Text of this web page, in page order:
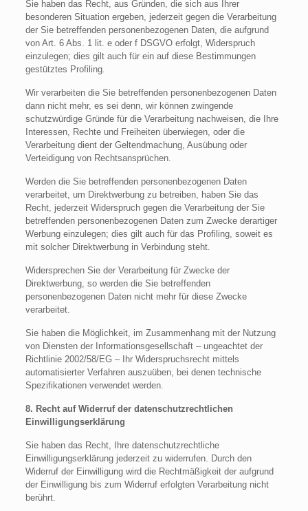
Sie haben das Recht, aus Gründen, die sich aus Ihrer
besonderen Situation ergeben, jederzeit gegen die Verarbeitung
der Sie betreffenden personenbezogenen Daten, die aufgrund
von Art. 6 Abs. 1 lit. e oder f DSGVO erfolgt, Widerspruch
einzulegen; dies gilt auch für ein auf diese Bestimmungen
gestütztes Profiling.
Wir verarbeiten die Sie betreffenden personenbezogenen Daten
dann nicht mehr, es sei denn, wir können zwingende
schutzwürdige Gründe für die Verarbeitung nachweisen, die Ihre
Interessen, Rechte und Freiheiten überwiegen, oder die
Verarbeitung dient der Geltendmachung, Ausübung oder
Verteidigung von Rechtsansprüchen.
Werden die Sie betreffenden personenbezogenen Daten
verarbeitet, um Direktwerbung zu betreiben, haben Sie das
Recht, jederzeit Widerspruch gegen die Verarbeitung der Sie
betreffenden personenbezogenen Daten zum Zwecke derartiger
Werbung einzulegen; dies gilt auch für das Profiling, soweit es
mit solcher Direktwerbung in Verbindung steht.
Widersprechen Sie der Verarbeitung für Zwecke der
Direktwerbung, so werden die Sie betreffenden
personenbezogenen Daten nicht mehr für diese Zwecke
verarbeitet.
Sie haben die Möglichkeit, im Zusammenhang mit der Nutzung
von Diensten der Informationsgesellschaft – ungeachtet der
Richtlinie 2002/58/EG – Ihr Widerspruchsrecht mittels
automatisierter Verfahren auszuüben, bei denen technische
Spezifikationen verwendet werden.
8. Recht auf Widerruf der datenschutzrechtlichen
Einwilligungserklärung
Sie haben das Recht, Ihre datenschutzrechtliche
Einwilligungserklärung jederzeit zu widerrufen. Durch den
Widerruf der Einwilligung wird die Rechtmäßigkeit der aufgrund
der Einwilligung bis zum Widerruf erfolgten Verarbeitung nicht
berührt.